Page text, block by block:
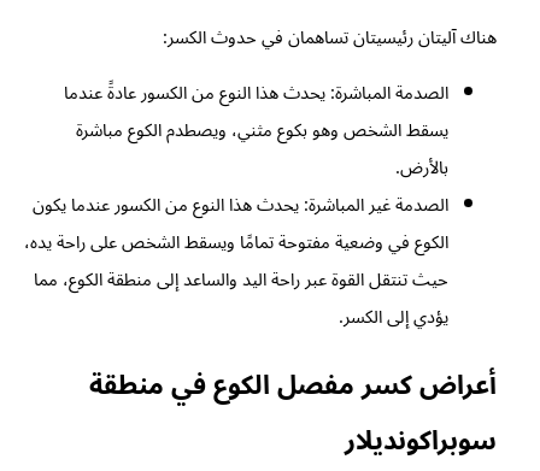
هناك آليتان رئيسيتان تساهمان في حدوث الكسر:
الصدمة المباشرة: يحدث هذا النوع من الكسور عادةً عندما
يسقط الشخص وهو بكوع مثني، ويصطدم الكوع مباشرة
بالأرض.
الصدمة غير المباشرة: يحدث هذا النوع من الكسور عندما يكون
الكوع في وضعية مفتوحة تمامًا ويسقط الشخص على راحة يده،
حيث تنتقل القوة عبر راحة اليد والساعد إلى منطقة الكوع، مما
يؤدي إلى الكسر.
أعراض كسر مفصل الكوع في منطقة
سوبراكونديلار